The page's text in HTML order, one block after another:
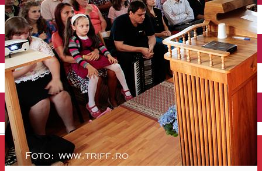
English
Închirieri auto
Închirieri de biciclete